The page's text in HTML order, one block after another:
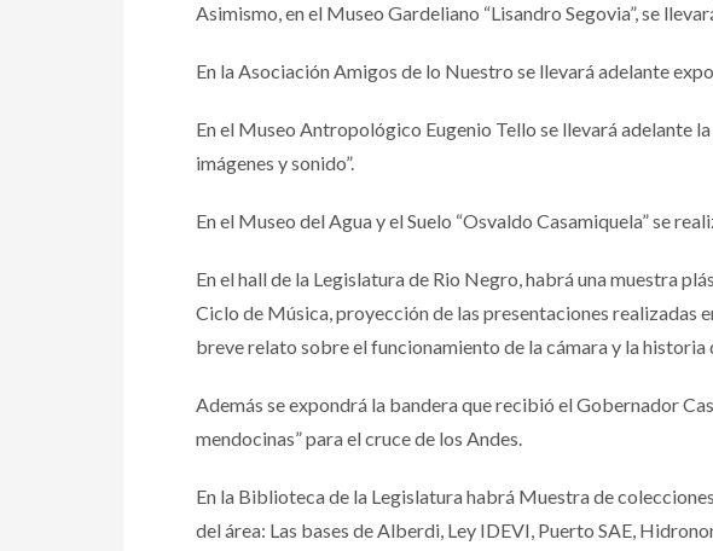
Asimismo, en el Museo Gardeliano “Lisandro Segovia”, se
En la Asociación Amigos de lo Nuestro se llevará adelante
En el Museo Antropológico Eugenio Tello se llevará adelante
imágenes y sonido”.
En el Museo del Agua y el Suelo “Osvaldo Casamiquela” se
En el hall de la Legislatura de Rio Negro, habrá una muestra
Ciclo de Música, proyección de las presentaciones realizadas
breve relato sobre el funcionamiento de la cámara y la historia
Además se expondrá la bandera que recibió el Gobernador
mendocinas” para el cruce de los Andes.
En la Biblioteca de la Legislatura habrá Muestra de
del área: Las bases de Alberdi, Ley IDEVI, Puerto SAE,